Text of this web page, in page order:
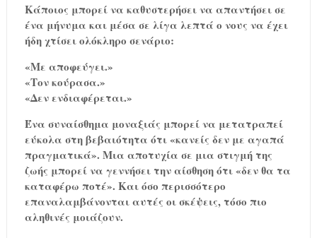
Κάποιος μπορεί να καθυστερήσει να απαντήσει σε
ένα μήνυμα και μέσα σε λίγα λεπτά ο νους να έχει
ήδη χτίσει ολόκληρο σενάριο:
«Με αποφεύγει.»
«Τον κούρασα.»
«Δεν ενδιαφέρεται.»
Ένα συναίσθημα μοναξιάς μπορεί να μετατραπεί
εύκολα στη βεβαιότητα ότι «κανείς δεν με αγαπά
πραγματικά». Μια αποτυχία σε μια στιγμή της
ζωής μπορεί να γεννήσει την αίσθηση ότι «δεν θα τα
καταφέρω ποτέ». Και όσο περισσότερο
επαναλαμβάνονται αυτές οι σκέψεις, τόσο πιο
αληθινές μοιάζουν.